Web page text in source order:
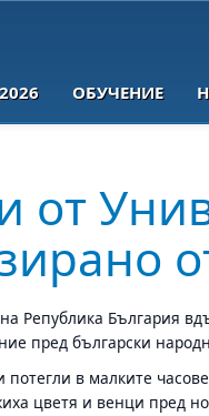
ОБУЧЕНИЕ
от
Република България
пред български
потегли в малките
цветя и венци пред